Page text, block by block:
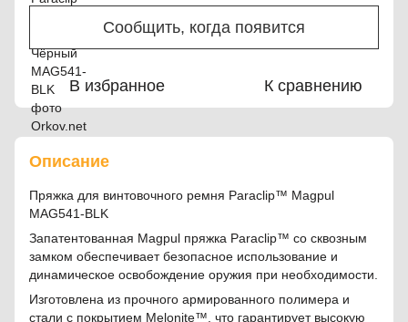
Сообщить, когда появится
В избранное К сравнению
Описание
Пряжка для винтовочного ремня Paraclip™ Magpul
MAG541-BLK
Запатентованная Magpul пряжка Paraclip™ со сквозным
замком обеспечивает безопасное использование и
динамическое освобождение оружия при необходимости.
Изготовлена из прочного армированного полимера и
стали с покрытием Melonite™, что гарантирует высокую